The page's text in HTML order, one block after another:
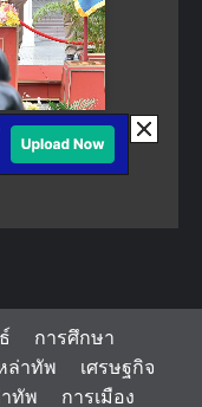
การศึกษา
ล่าทัพ
เศรษฐกิจ
ทัพ การเมือง